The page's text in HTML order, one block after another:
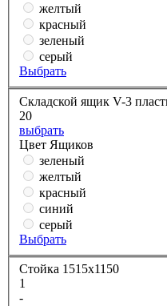
желтый
красный
зеленый
серый
Выбрать
Складской ящик V-3
20
выбрать
Цвет Ящиков
зеленый
желтый
красный
синий
серый
Выбрать
Стойка 1515х1150
1
-